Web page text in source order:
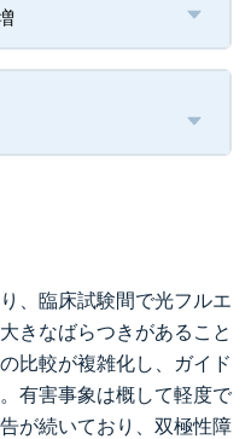
、臨床試験間で光フルエ
きなばらつきがあること
比較が複雑化し、ガイド
有害事象は概して軽度で
が続いており、双極性障